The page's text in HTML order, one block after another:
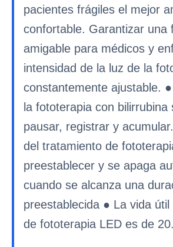
pacientes frágiles el mejor
confortable. Garantizar una
amigable para médicos y
intensidad de la luz de la
constantemente ajustable.
la fototerapia con bilirrubina
pausar, registrar y
del tratamiento de
preestablecer y se apaga
cuando se alcanza una
preestablecida ● La vida útil
de fototerapia LED es de